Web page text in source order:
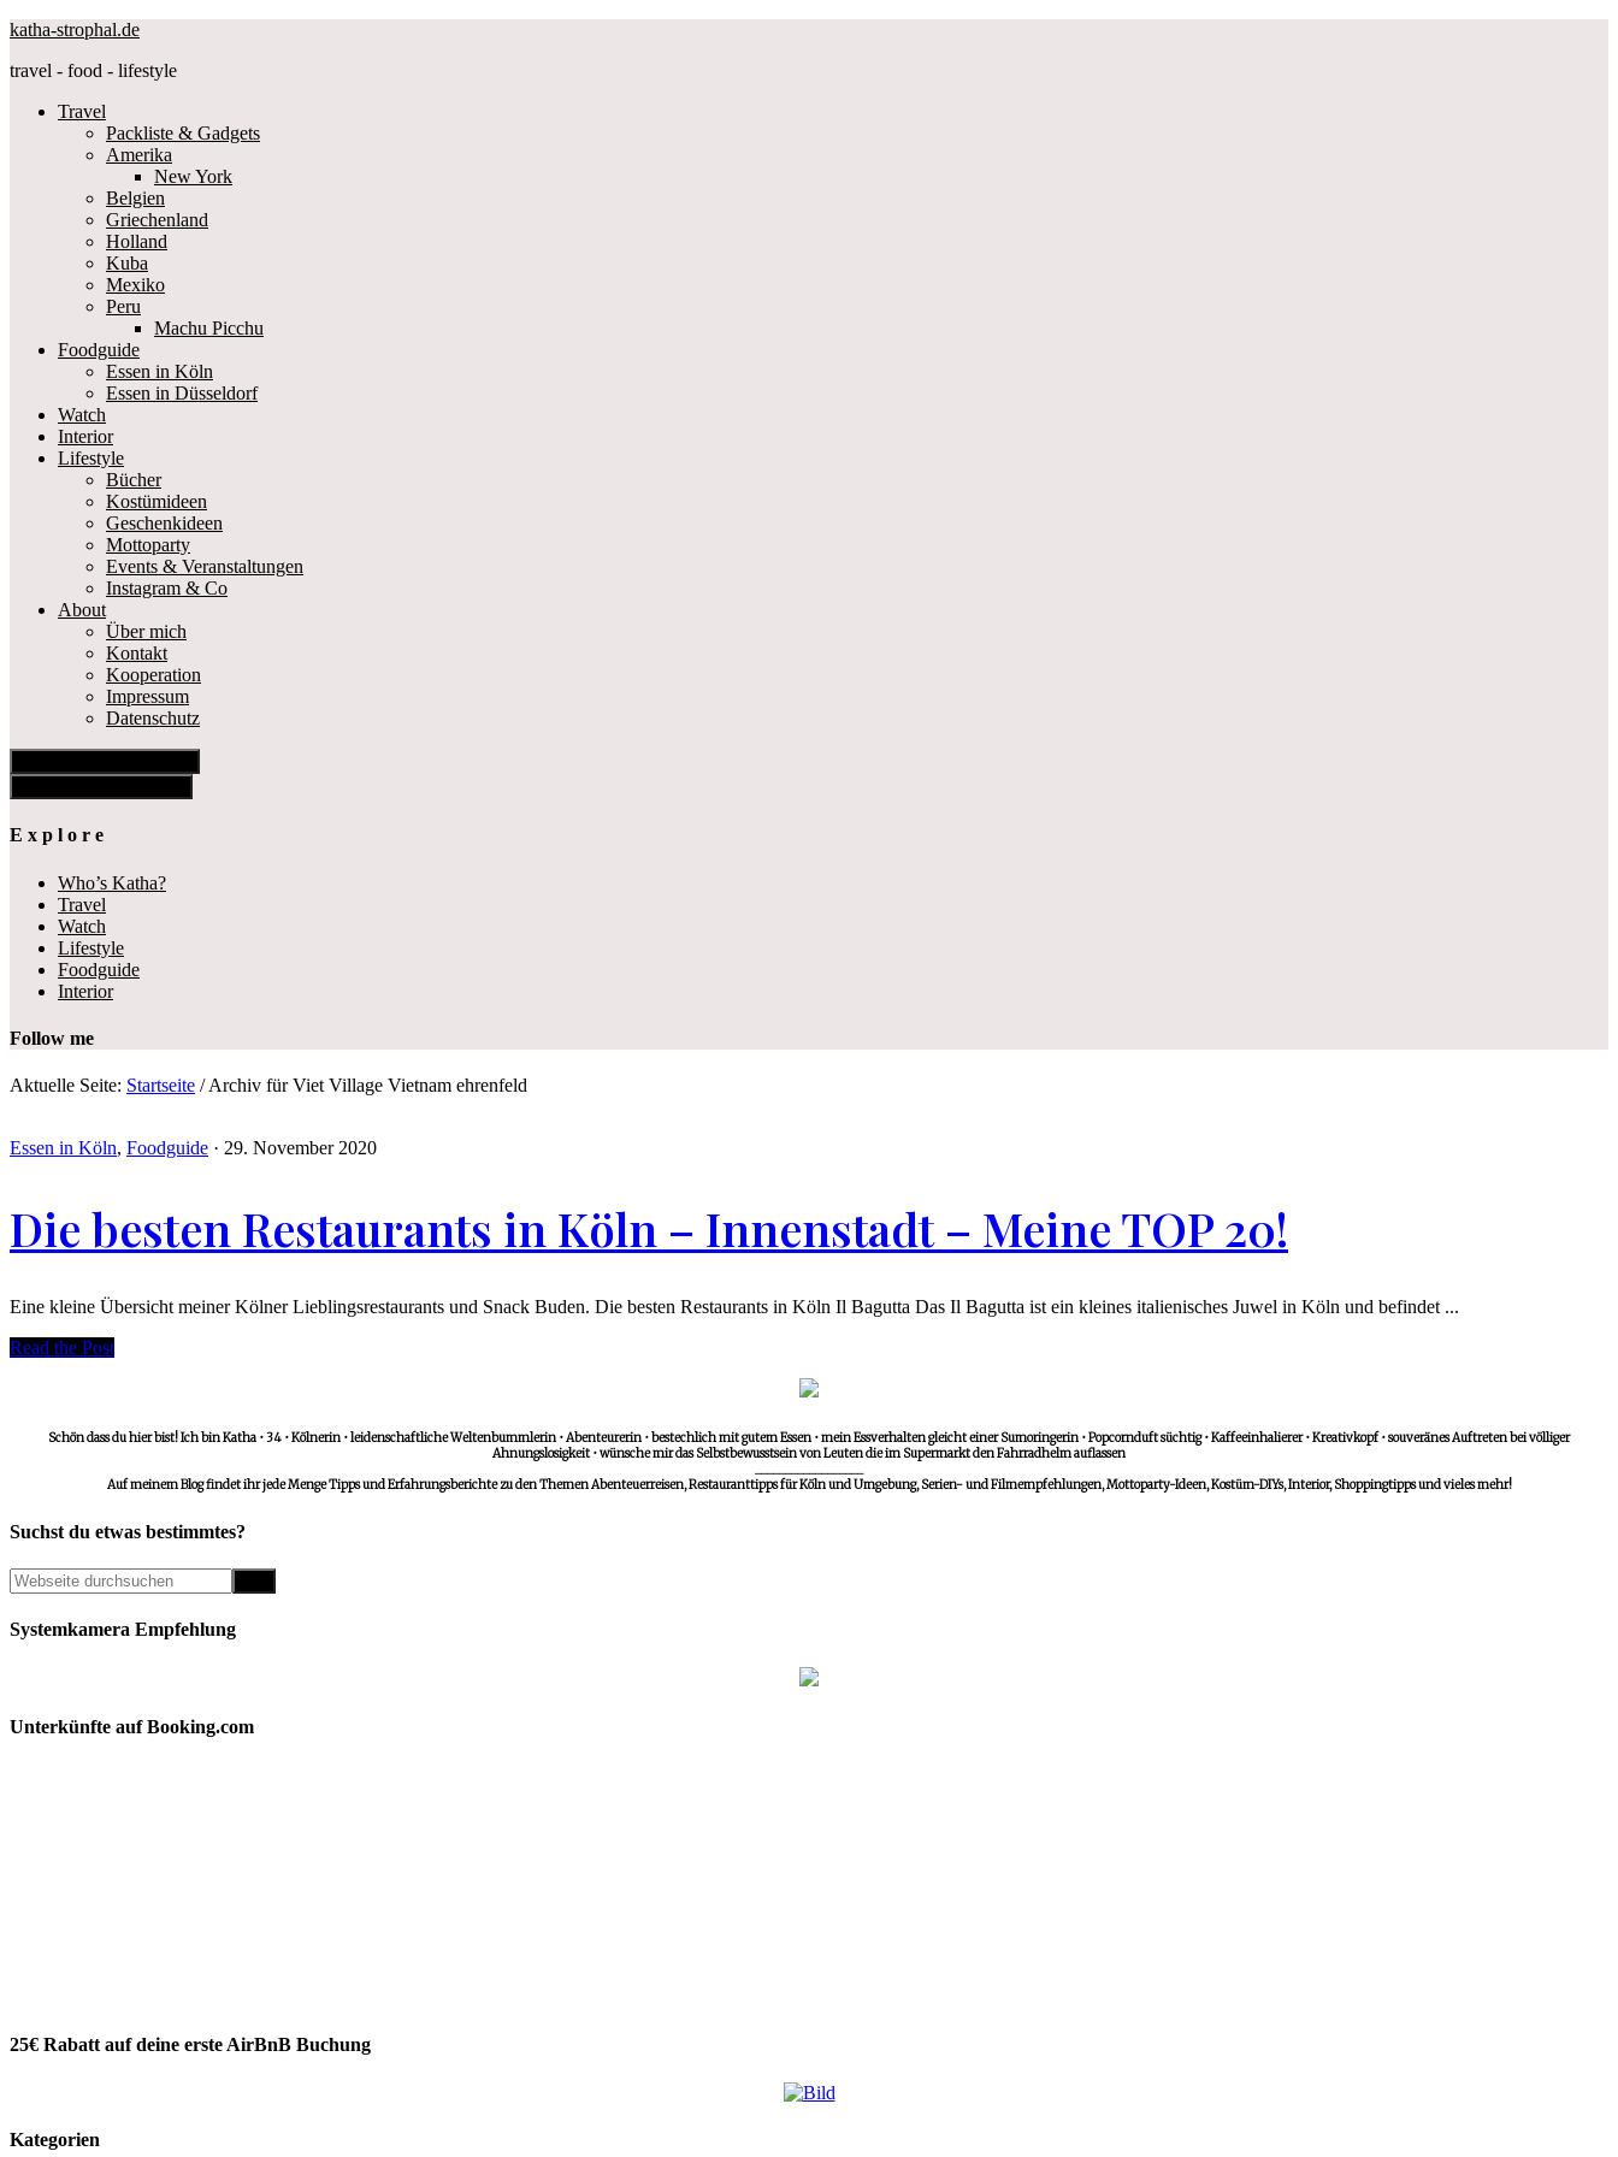
katha-strophal.de
travel - food - lifestyle
Travel
Packliste & Gadgets
Amerika
New York
Belgien
Griechenland
Holland
Kuba
Mexiko
Peru
Machu Picchu
Foodguide
Essen in Köln
Essen in Düsseldorf
Watch
Interior
Lifestyle
Bücher
Kostümideen
Geschenkideen
Mottoparty
Events & Veranstaltungen
Instagram & Co
About
Über mich
Kontakt
Kooperation
Impressum
Datenschutz
E x p l o r e
Who’s Katha?
Travel
Watch
Lifestyle
Foodguide
Interior
Follow me
Aktuelle Seite: Startseite /Archiv für Viet Village Vietnam ehrenfeld
Essen in Köln, Foodguide · 29. November 2020
Die besten Restaurants in Köln – Innenstadt – Meine TOP 20!
Eine kleine Übersicht meiner Kölner Lieblingsrestaurants und Snack Buden. Die besten Restaurants in Köln Il Bagutta Das Il Bagutta ist ein kleines italienisches Juwel in Köln und befindet ...
Read the Post
Schön dass du hier bist! Ich bin Katha • 34 • Kölnerin • leidenschaftliche Weltenbummlerin • Abenteurerin • bestechlich mit gutem Essen • mein Essverhalten gleicht einer Sumoringerin • Popcornduft süchtig • Kaffeeinhalierer • Kreativkopf • souveränes Auftreten bei völliger
Ahnungslosigkeit • wünsche mir das Selbstbewusstsein von Leuten die im Supermarkt den Fahrradhelm auflassen
__________________
Auf meinem Blog findet ihr jede Menge Tipps und Erfahrungsberichte zu den Themen Abenteuerreisen, Restauranttipps für Köln und Umgebung, Serien- und Filmempfehlungen, Mottoparty-Ideen, Kostüm-DIYs, Interior, Shoppingtipps und vieles mehr!
Suchst du etwas bestimmtes?
Systemkamera Empfehlung
Unterkünfte auf Booking.com
25€ Rabatt auf deine erste AirBnB Buchung
Kategorien